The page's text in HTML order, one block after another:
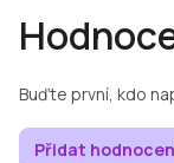
Buďte první, kdo
Přidat